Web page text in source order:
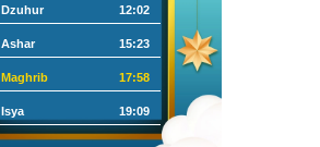
Dzuhur 12:02
Ashar 15:23
Maghrib 17:58
Isya 19:09